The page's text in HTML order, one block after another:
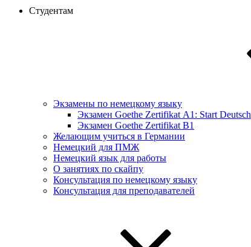
Студентам
Экзамены по немецкому языку
Экзамен Goethe Zertifikat А1: Start Deutsch
Экзамен Goethe Zertifikat B1
Желающим учиться в Германии
Немецкий для ПМЖ
Немецкий язык для работы
О занятиях по скайпу
Консультация по немецкому языку
Консультация для преподавателей